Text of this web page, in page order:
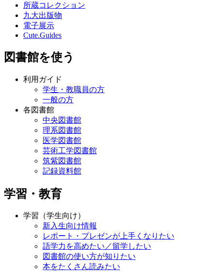
所蔵コレクション
九大出版物
電子展示
Cute.Guides
図書館を使う
利用ガイド
学生・教職員の方
一般の方
各図書館
中央図書館
理系図書館
医学図書館
芸術工学図書館
筑紫図書館
記録資料館
学習・教育
学習（学生向け）
新入生向け情報
レポート・プレゼンが上手くなりたい
語学力を高めたい／留学したい
図書館の使い方が知りたい
本をたくさん読みたい